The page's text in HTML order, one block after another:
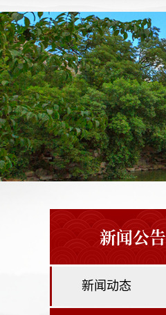
新闻公告
新闻动态